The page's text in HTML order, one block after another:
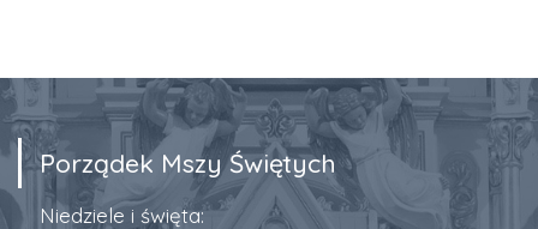
Porządek Mszy Świętych
Niedziele i święta: